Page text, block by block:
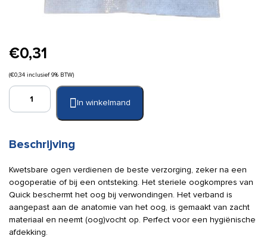
€0,31
(€0,34 inclusief 9% BTW)
Quick
oogkompres
x
mm
(per
stuk)
aantal
In winkelmand
Beschrijving
Kwetsbare ogen verdienen de beste verzorging, zeker na een
oogoperatie of bij een ontsteking. Het steriele oogkompres van
Quick beschermt het oog bij verwondingen. Het verband is
aangepast aan de anatomie van het oog, is gemaakt van zacht
materiaal en neemt (oog)vocht op. Perfect voor een hygiënische
afdekking.